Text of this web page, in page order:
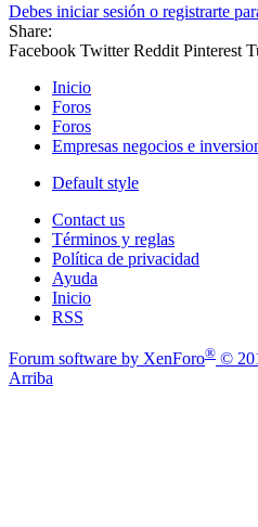
Debes iniciar sesión o registrarte
Share:
Facebook Twitter Reddit Pinterest
Inicio
Foros
Foros
Empresas negocios e
Default style
Contact us
Términos y reglas
Política de privacidad
Ayuda
Inicio
RSS
Forum software by XenForo® ©
Arriba